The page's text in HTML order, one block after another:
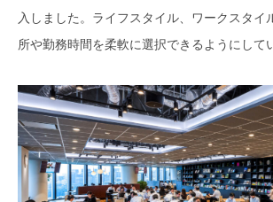
入しました。ライフスタイル、ワークスタイ
所や勤務時間を柔軟に選択できるようにして